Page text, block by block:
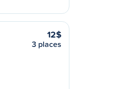
12$
3 places